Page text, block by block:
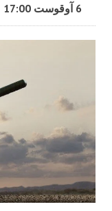
6 آوقوست 17:00